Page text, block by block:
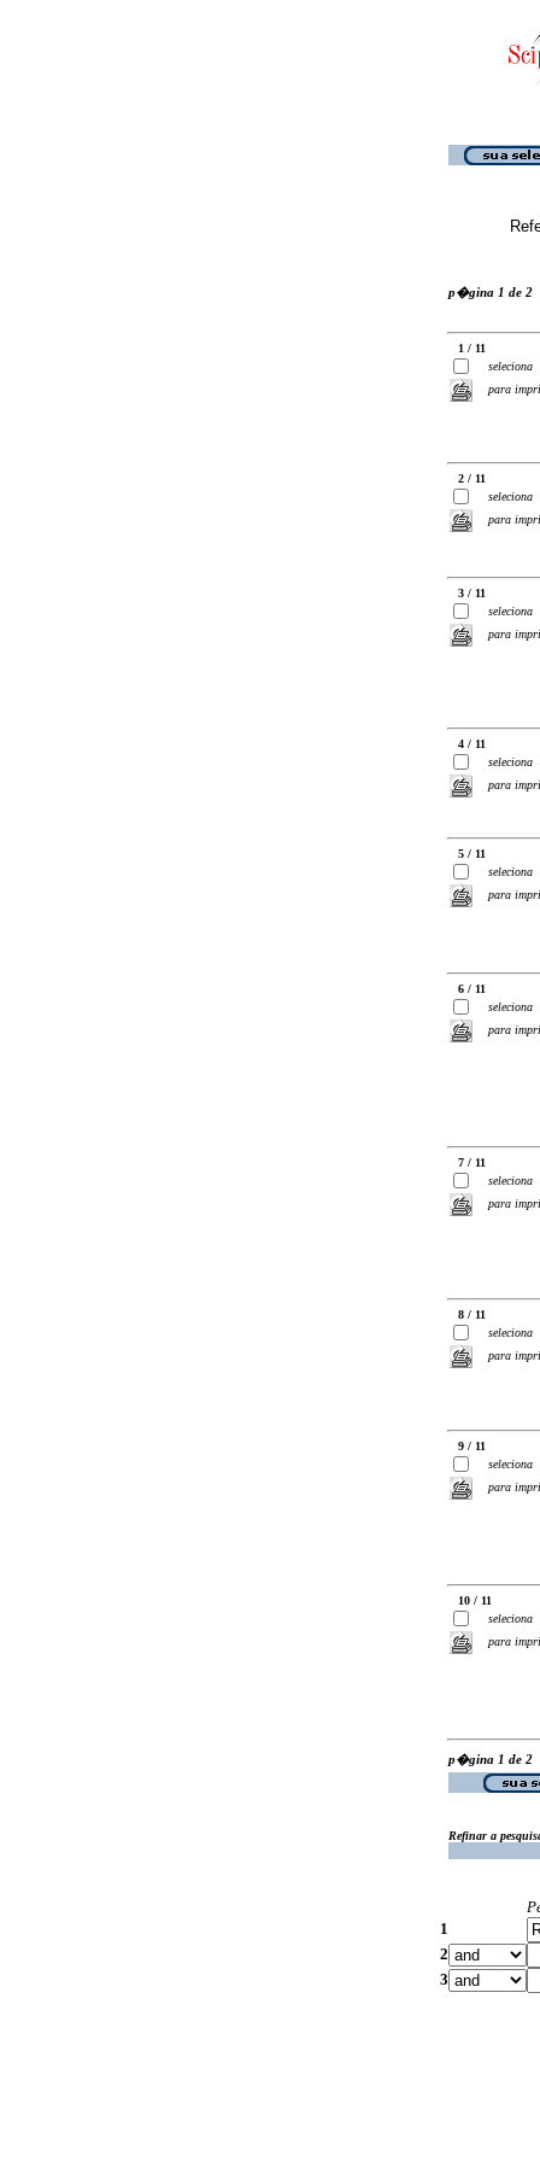
p�gina 1 de 2
1 / 11
seleciona
para
2 / 11
seleciona
para
3 / 11
seleciona
para
4 / 11
seleciona
para
5 / 11
seleciona
para
6 / 11
seleciona
para
7 / 11
seleciona
para
8 / 11
seleciona
para
9 / 11
seleciona
para
10 / 11
seleciona
para
p�gina 1 de 2
Refinar a
1
2
3